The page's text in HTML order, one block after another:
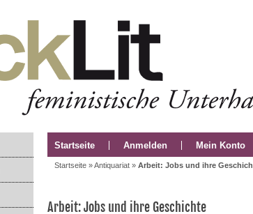
Startseite Anmelden Mein Konto
Startseite »Antiquariat » Arbeit: Jobs und ihre
Arbeit: Jobs und ihre Geschichte